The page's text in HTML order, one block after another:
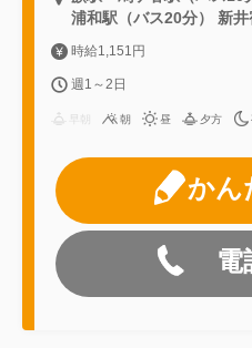
浦和駅（バス20分） 新井
時給1,151円
週1～2日
朝 昼 夕方
かん
電